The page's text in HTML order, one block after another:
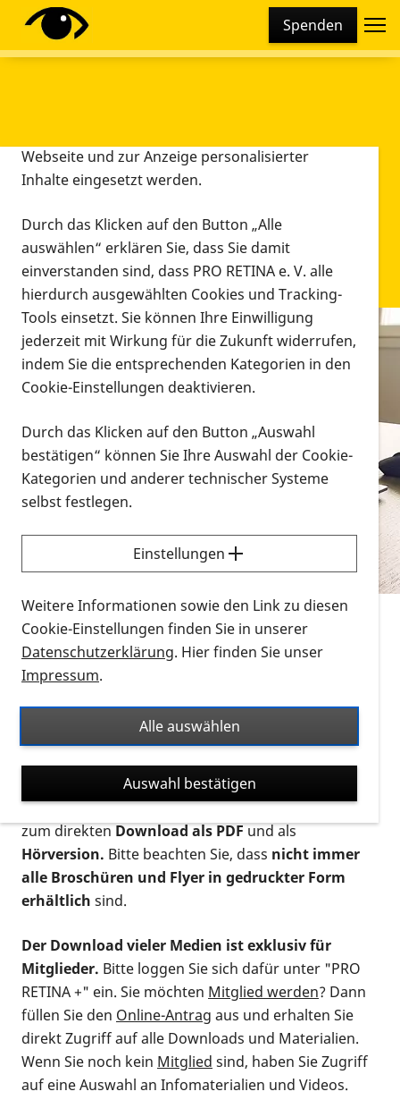
Spenden
Infomaterial
Infomaterial
Vorlesen
Alle Infomaterialien in verschiedenen
Formaten an einem Ort
Sie möchten wissen, wie Sie nach Infonmaterial
suchen und dieses bestellen bzw. herunterladen
können? Schauen Sie sich dieErklärvideos zum
Thema Infomaterial auf der PRO RETINA-Website
für blinde und sehbehinderte Menschen an.
Auf dieser Seite finden Sie sämtliches Infomaterial
Ort. Nutzen Sie den Formatfilter, um ausschließlich
nach Flyern und Broschüren, Audios oder Videos zu
suchen. Die meisten Flyer und Broschüren werden in
verschiedenen Formaten angeboten: zur
postalischen Bestellung als gedruckte Variante
zum direktenDownload als PDFund als
Hörversion. Bitte beachten Sie, dass nicht immer
alle Broschüren und Flyer in gedruckter Form
erhältlich sind.
Der Download vieler Medien ist exklusiv für
Mitglieder. Bitte loggen Sie sich dafür unter "PRO
RETINA +" ein. Sie möchten Mitglied werden? Dann
füllen Sie den Online-Antrag aus und erhalten Sie
direkt Zugriff auf alle Downloads und Materialien.
Wenn Sie noch kein Mitglied sind, haben Sie Zugriff
auf eine Auswahl an Infomaterialien und Videos.
Diese Webseite setzt verschiedene Cookies und
Tracking-Tools ein. Dies beinhaltet Cookies und
Webseite und zur Anzeige personalisierter
Inhalte eingesetzt werden.
Durch das Klicken auf den Button „Alle
auswählen“ erklären Sie, dass Sie damit
einverstanden sind, dass PRO RETINA e. V. alle
hierdurch ausgewählten Cookies und Tracking-
Tools einsetzt. Sie können Ihre Einwilligung
jederzeit mit Wirkung für die Zukunft widerrufen,
indem Sie die entsprechenden Kategorien in den
Cookie-Einstellungen deaktivieren.
Durch das Klicken auf den Button „Auswahl
bestätigen“ können Sie Ihre Auswahl der Cookie-
Kategorien und anderer technischer Systeme
selbst festlegen.
Einstellungen
Weitere Informationen sowie den Link zu diesen
Cookie-Einstellungen finden Sie in unserer
Datenschutzerklärung. Hier finden Sie unser
Impressum.
Alle auswählen
Auswahl bestätigen